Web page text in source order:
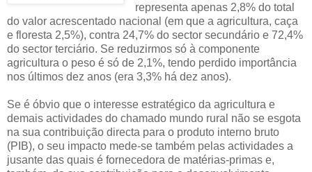
representa apenas 2,8% do total
do valor acrescentado nacional (em que a agricultura, caça
e floresta 2,5%), contra 24,7% do sector secundário e 72,4%
do sector terciário. Se reduzirmos só à componente
agricultura o peso é só de 2,1%, tendo perdido importância
nos últimos dez anos (era 3,3% há dez anos).
Se é óbvio que o interesse estratégico da agricultura e
demais actividades do chamado mundo rural não se esgota
na sua contribuição directa para o produto interno bruto
(PIB), o seu impacto mede-se também pelas actividades a
jusante das quais é fornecedora de matérias-primas e,